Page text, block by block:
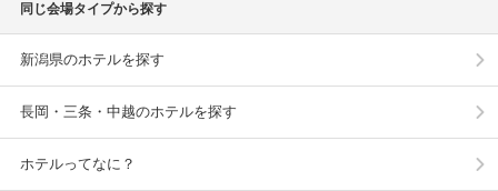
同じ会場タイプから探す
新潟県のホテルを探す
長岡・三条・中越のホテルを探す
ホテルってなに？